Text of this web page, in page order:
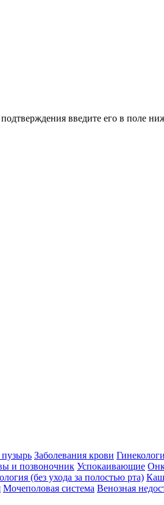
введите его в поле
Заболевания крови
и позвоночник Успокаивающие
(без ухода за полостью рта)
Мочеполовая система Венозная